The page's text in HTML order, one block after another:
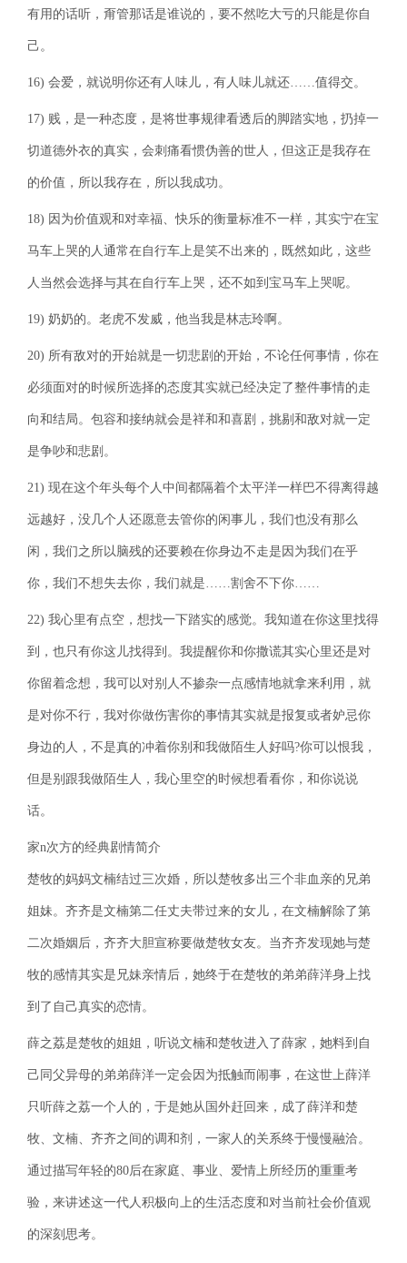
有用的话听，甭管那话是谁说的，要不然吃大亏的只能是你自
己。
16) 会爱，就说明你还有人味儿，有人味儿就还……值得交。
17) 贱，是一种态度，是将世事规律看透后的脚踏实地，扔掉一
切道德外衣的真实，会刺痛看惯伪善的世人，但这正是我存在
的价值，所以我存在，所以我成功。
18) 因为价值观和对幸福、快乐的衡量标准不一样，其实宁在宝
马车上哭的人通常在自行车上是笑不出来的，既然如此，这些
人当然会选择与其在自行车上哭，还不如到宝马车上哭呢。
19) 奶奶的。老虎不发威，他当我是林志玲啊。
20) 所有敌对的开始就是一切悲剧的开始，不论任何事情，你在
必须面对的时候所选择的态度其实就已经决定了整件事情的走
向和结局。包容和接纳就会是祥和和喜剧，挑剔和敌对就一定
是争吵和悲剧。
21) 现在这个年头每个人中间都隔着个太平洋一样巴不得离得越
远越好，没几个人还愿意去管你的闲事儿，我们也没有那么
闲，我们之所以脑残的还要赖在你身边不走是因为我们在乎
你，我们不想失去你，我们就是……割舍不下你……
22) 我心里有点空，想找一下踏实的感觉。我知道在你这里找得
到，也只有你这儿找得到。我提醒你和你撒谎其实心里还是对
你留着念想，我可以对别人不掺杂一点感情地就拿来利用，就
是对你不行，我对你做伤害你的事情其实就是报复或者妒忌你
身边的人，不是真的冲着你别和我做陌生人好吗?你可以恨我，
但是别跟我做陌生人，我心里空的时候想看看你，和你说说
话。
家n次方的经典剧情简介
楚牧的妈妈文楠结过三次婚，所以楚牧多出三个非血亲的兄弟
姐妹。齐齐是文楠第二任丈夫带过来的女儿，在文楠解除了第
二次婚姻后，齐齐大胆宣称要做楚牧女友。当齐齐发现她与楚
牧的感情其实是兄妹亲情后，她终于在楚牧的弟弟薛洋身上找
到了自己真实的恋情。
薛之荔是楚牧的姐姐，听说文楠和楚牧进入了薛家，她料到自
己同父异母的弟弟薛洋一定会因为抵触而闹事，在这世上薛洋
只听薛之荔一个人的，于是她从国外赶回来，成了薛洋和楚
牧、文楠、齐齐之间的调和剂，一家人的关系终于慢慢融洽。
通过描写年轻的80后在家庭、事业、爱情上所经历的重重考
验，来讲述这一代人积极向上的生活态度和对当前社会价值观
的深刻思考。